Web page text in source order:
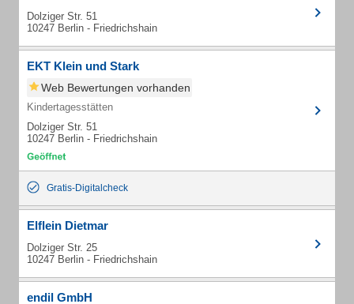
Dolziger Str. 51
10247 Berlin - Friedrichshain
EKT Klein und Stark
Web Bewertungen vorhanden
Kindertagesstätten
Dolziger Str. 51
10247 Berlin - Friedrichshain
Gratis-Digitalcheck
Elflein Dietmar
Dolziger Str. 25
10247 Berlin - Friedrichshain
endil GmbH